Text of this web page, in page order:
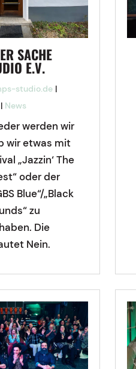
SACHE
E.V.
studio.de |
| News
werden wir
wir etwas mit
„Jazzin‘ The
oder der
Blue“/„Black
zu
Die
Nein.